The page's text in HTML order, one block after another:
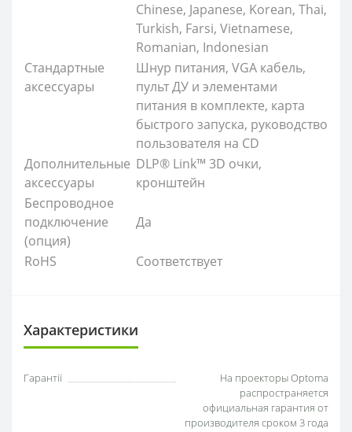
Chinese, Japanese, Korean, Thai,
Turkish, Farsi, Vietnamese,
Romanian, Indonesian
Стандартные
аксессуары
Шнур питания, VGA кабель,
пульт ДУ и элементами
питания в комплекте, карта
быстрого запуска, руководство
пользователя на CD
Дополнительные
аксессуары
DLP® Link™ 3D очки,
кронштейн
Беспроводное
подключение
(опция)
Да
RoHS Соответствует
Характеристики
Гарантії
На проекторы Optoma
распространяется
официальная гарантия от
производителя сроком 3 года